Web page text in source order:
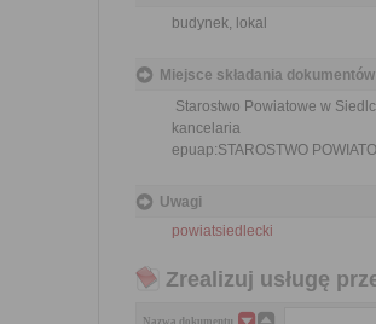
budynek, lokal
Miejsce składania dokumentów
Starostwo Powiatowe w
kancelaria
epuap:STAROSTWO
Uwagi
powiatsiedlecki
Zrealizuj usługę
Nazwa dokumentu